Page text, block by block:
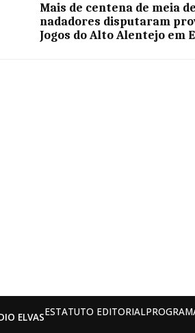
Mais de centena de meia de
nadadores disputaram
Jogos do Alto Alentejo em
ELVASESTATUTO EDITORIAL